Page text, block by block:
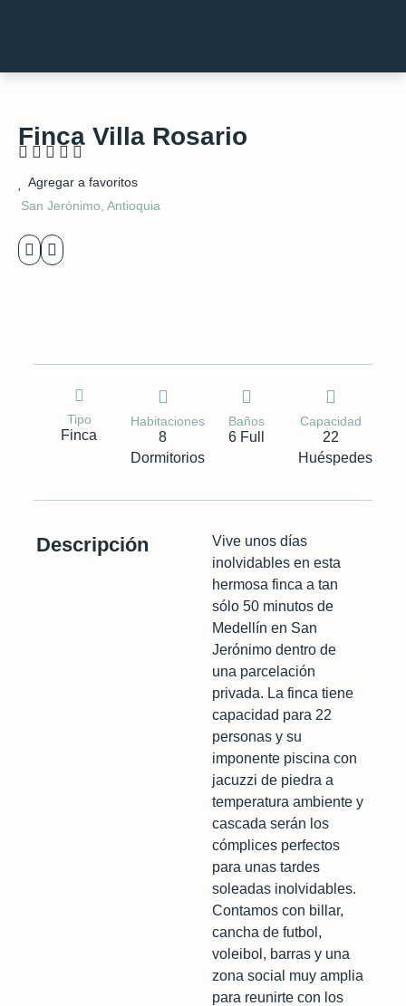
Finca Villa Rosario
    
of
Agregar a favoritos
San Jerónimo, Antioquia
Tipo
Finca
Habitaciones
8
Dormitorios
Baños
6 Full
Capacidad
22
Huéspedes
Descripción
Vive unos días
inolvidables en esta
hermosa finca a tan
sólo 50 minutos de
Medellín en San
Jerónimo dentro de
una parcelación
privada. La finca tiene
capacidad para 22
personas y su
imponente piscina con
jacuzzi de piedra a
temperatura ambiente y
cascada serán los
cómplices perfectos
para unas tardes
soleadas inolvidables.
Contamos con billar,
cancha de futbol,
voleibol, barras y una
zona social muy amplia
para reunirte con los